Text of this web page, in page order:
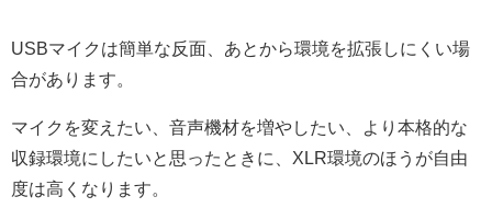
USBマイクは簡単な反面、あとから環境を拡張しにくい場
合があります。
マイクを変えたい、音声機材を増やしたい、より本格的な
収録環境にしたいと思ったときに、XLR環境のほうが自由
度は高くなります。